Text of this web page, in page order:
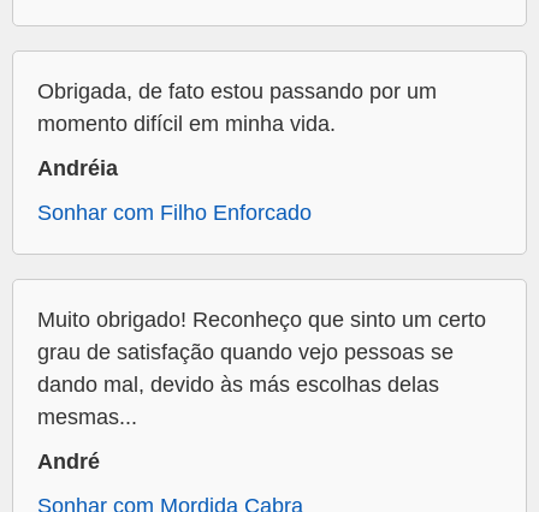
Obrigada, de fato estou passando por um
momento difícil em minha vida.
Andréia
Sonhar com Filho Enforcado
Muito obrigado! Reconheço que sinto um certo
grau de satisfação quando vejo pessoas se
dando mal, devido às más escolhas delas
mesmas...
André
Sonhar com Mordida Cabra